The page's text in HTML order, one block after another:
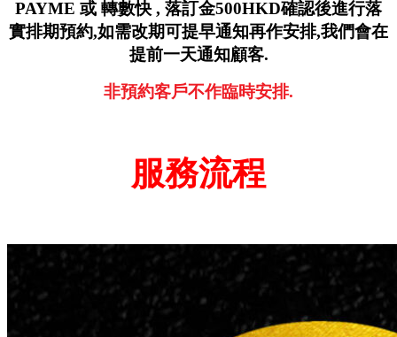
PAYME 或 轉數快 , 落訂金500HKD確認後進行落
實排期預約,如需改期可提早通知再作安排,我們會在
提前一天通知顧客.
非預約客戶不作臨時安排.
服務流程